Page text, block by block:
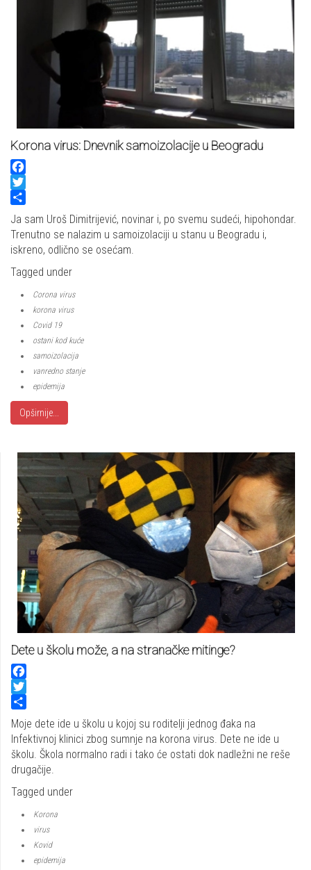
Korona virus: Dnevnik samoizolacije u Beogradu
Facebook
Twitter
Share
Ja sam Uroš Dimitrijević, novinar i, po svemu sudeći, hipohondar.
Trenutno se nalazim u samoizolaciji u stanu u Beogradu i,
iskreno, odlično se osećam.
Tagged under
Corona virus
korona virus
Covid 19
ostani kod kuće
samoizolacija
vanredno stanje
epidemija
Opširnije...
Dete u školu može, a na stranačke mitinge?
Facebook
Twitter
Share
Moje dete ide u školu u kojoj su roditelji jednog đaka na
Infektivnoj klinici zbog sumnje na korona virus. Dete ne ide u
školu. Škola normalno radi i tako će ostati dok nadležni ne reše
drugačije.
Tagged under
Korona
virus
Kovid
epidemija